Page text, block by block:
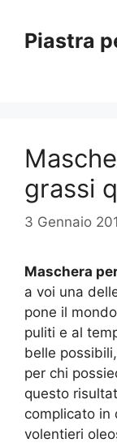
contenuto
Piastra
grassi
3 Gennaio
Maschera
a voi una
pone il
puliti e al
belle
per chi
questo
complicato in
volentieri